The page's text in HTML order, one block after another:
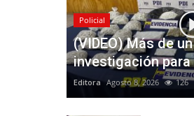
Policial
(VIDEO) Más de
investigación
Editora Agosto 8, 2026 126